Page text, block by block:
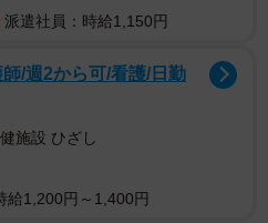
派遣社員：時給1,150円
/週2から可/看護/日勤
施設 ひざし
給1,200円～1,400円